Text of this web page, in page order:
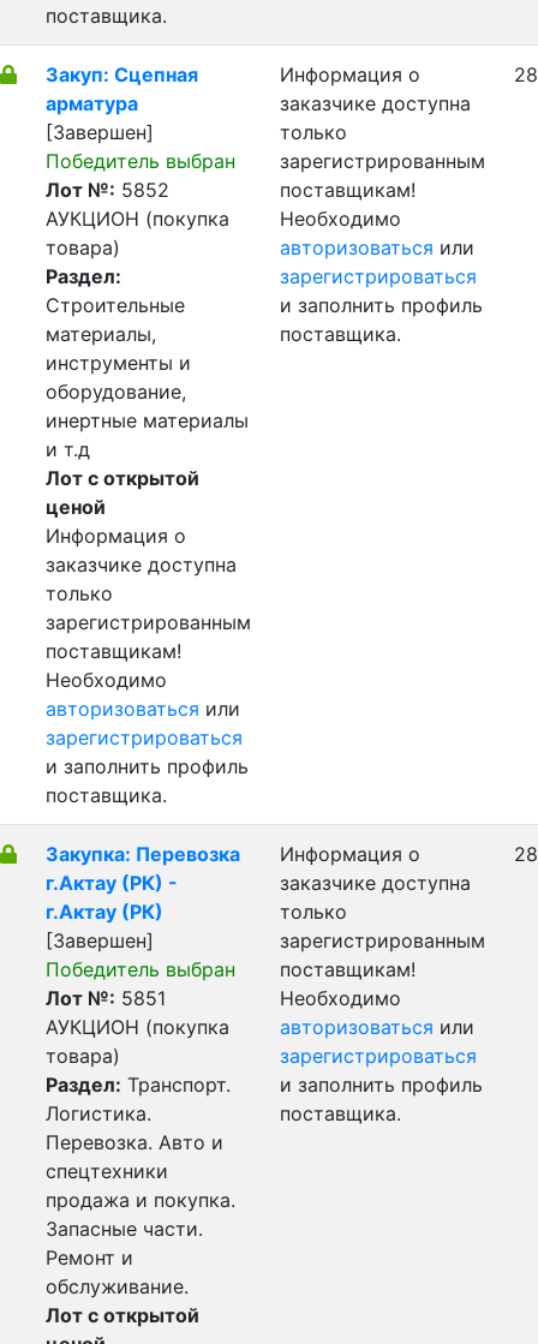
поставщика.
Закуп: Сцепная
арматура
[Завершен]
Победитель выбран
Лот №: 5852
АУКЦИОН (покупка
товара)
Раздел:
Строительные
материалы,
инструменты и
оборудование,
инертные материалы
и т.д
Лот с открытой
ценой
Информация о
заказчике доступна
только
зарегистрированным
поставщикам!
Необходимо
авторизоваться или
зарегистрироваться
и заполнить профиль
поставщика.
Информация о
заказчике доступна
только
зарегистрированным
поставщикам!
Необходимо
авторизоваться или
зарегистрироваться
и заполнить профиль
поставщика.
Закупка: Перевозка
г.Актау (РК) -
г.Актау (РК)
[Завершен]
Победитель выбран
Лот №: 5851
АУКЦИОН (покупка
товара)
Раздел: Транспорт.
Логистика.
Перевозка. Авто и
спецтехники
продажа и покупка.
Запасные части.
Ремонт и
обслуживание.
Лот с открытой
Информация о
заказчике доступна
только
зарегистрированным
поставщикам!
Необходимо
авторизоваться или
зарегистрироваться
и заполнить профиль
поставщика.